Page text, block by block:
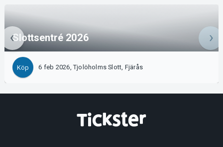
Slottsentré 2026
Köp 6 feb 2026, Tjolöholms Slott, Fjärås